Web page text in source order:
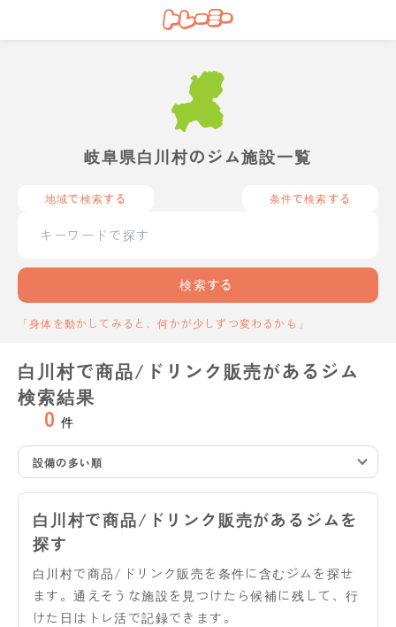
岐阜県白川村のジム施設一覧
地域で検索する 条件で検索する
検索する
「身体を動かしてみると、何かが少しずつ変わるかも」
白川村で商品/ドリンク販売があるジム
検索結果
0 件
設備の多い順
白川村で商品/ドリンク販売があるジムを
探す
白川村で商品/ドリンク販売を条件に含むジムを探せ
ます。通えそうな施設を見つけたら候補に残して、行
けた日はトレ活で記録できます。